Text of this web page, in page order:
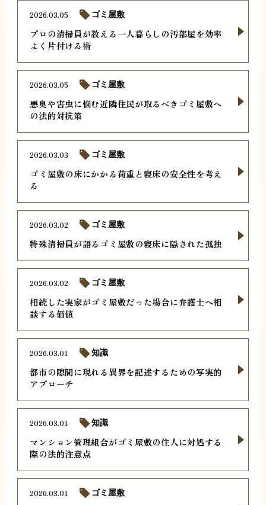
プロの清掃員が教える一人暮らしの汚部屋を効率
よく片付ける術
2026.03.05 ゴミ屋敷
悪臭や害虫に悩む近隣住民が取るべきゴミ屋敷へ
の法的対抗策
2026.03.05 ゴミ屋敷
ゴミ屋敷の床にかかる荷重と寝床の安全性を考え
る
2026.03.03 ゴミ屋敷
特殊清掃員が語るゴミ屋敷の寝床に隠された孤独
2026.03.02 ゴミ屋敷
相続した実家がゴミ屋敷だった場合に弁護士へ相
談する価値
2026.03.02 ゴミ屋敷
都市の隙間に現れる異界を記述するための写実的
アプローチ
2026.03.01 知識
マンション管理組合がゴミ屋敷の住人に対処する
際の法的注意点
2026.03.01 知識
2026.03.01 ゴミ屋敷